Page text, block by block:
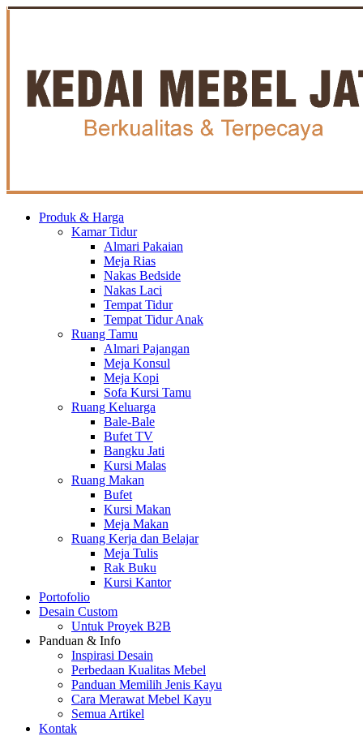
Produk & Harga
Kamar Tidur
Almari Pakaian
Meja Rias
Nakas Bedside
Nakas Laci
Tempat Tidur
Tempat Tidur Anak
Ruang Tamu
Almari Pajangan
Meja Konsul
Meja Kopi
Sofa Kursi Tamu
Ruang Keluarga
Bale-Bale
Bufet TV
Bangku Jati
Kursi Malas
Ruang Makan
Bufet
Kursi Makan
Meja Makan
Ruang Kerja dan Belajar
Meja Tulis
Rak Buku
Kursi Kantor
Portofolio
Desain Custom
Untuk Proyek B2B
Panduan & Info
Inspirasi Desain
Perbedaan Kualitas Mebel
Panduan Memilih Jenis Kayu
Cara Merawat Mebel Kayu
Semua Artikel
Kontak